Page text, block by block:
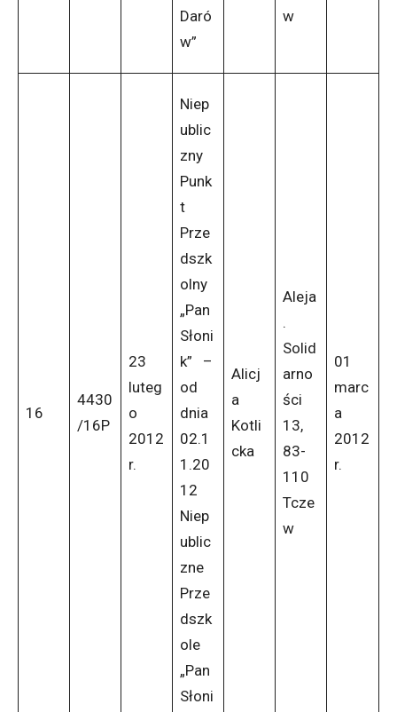
Daró
w”
w
16
4430
/16P
23
luteg
o
2012
r.
Niep
ublic
zny
Punk
t
Prze
dszk
olny
„Pan
Słoni
k” –
od
dnia
02.1
1.20
12
Niep
ublic
zne
Prze
dszk
ole
„Pan
Słoni
Alicj
a
Kotli
cka
Aleja
.
Solid
arno
ści
13,
83-
110
Tcze
w
01
marc
a
2012
r.